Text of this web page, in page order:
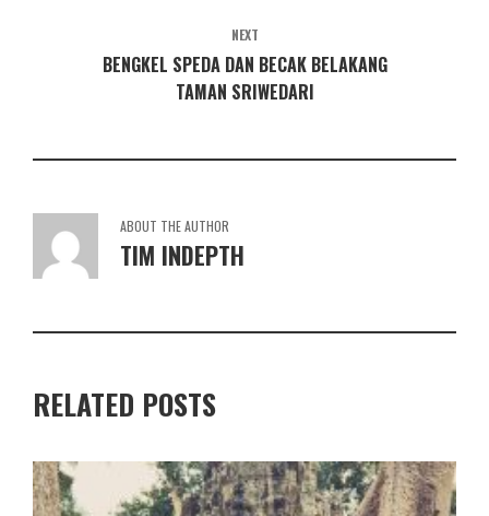
NEXT
BENGKEL SPEDA DAN BECAK BELAKANG
TAMAN SRIWEDARI
ABOUT THE AUTHOR
TIM INDEPTH
RELATED POSTS